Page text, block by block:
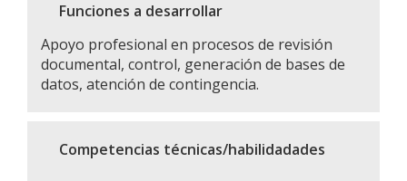
Funciones a desarrollar
Apoyo profesional en procesos de revisión
documental, control, generación de bases de
datos, atención de contingencia.
Competencias técnicas/habilidadades